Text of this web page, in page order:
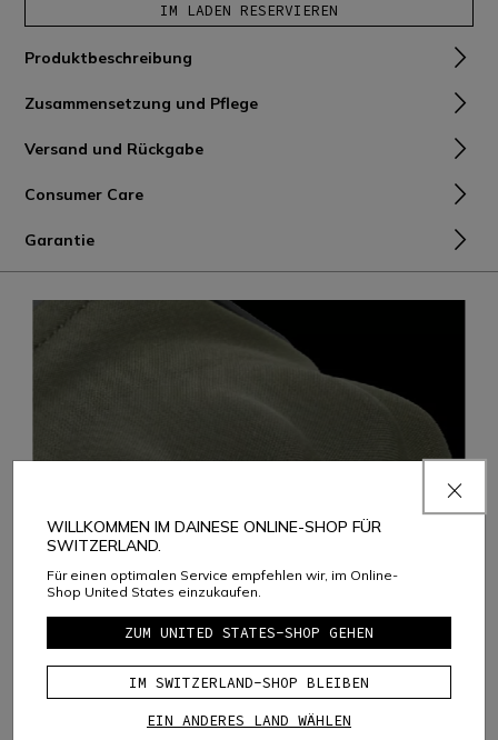
IM LADEN RESERVIEREN
Produktbeschreibung
Zusammensetzung und Pflege
Versand und Rückgabe
Consumer Care
Garantie
PERFORMANCE SHOCK
COMF-TEK KNUCKLES
die Knöchel schützt und gleichzeitig den Komfort und die
WILLKOMMEN IM DAINESE ONLINE-SHOP FÜR
SWITZERLAND.
Für einen optimalen Service empfehlen wir, im Online-
Shop United States einzukaufen.
ZUM UNITED STATES-SHOP GEHEN
IM SWITZERLAND-SHOP BLEIBEN
EIN ANDERES LAND WÄHLEN